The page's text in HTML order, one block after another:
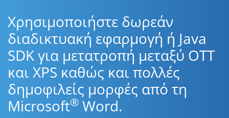
Χρησιμοποιήστε δωρεάν
διαδικτυακή εφαρμογή ή Java
SDK για μετατροπή μεταξύ OTT
και XPS καθώς και πολλές
δημοφιλείς μορφές από τη
Microsoft® Word.